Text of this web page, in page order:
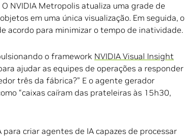
NVIDIA Metropolis atualiza uma grade de
em uma única visualização. Em seguida, o
acordo para minimizar o tempo de inatividade.
o framework NVIDIA Visual Insight
ajudar as equipes de operações a responder
três da fábrica?” E o agente gerador
“caixas caíram das prateleiras às 15h30,
criar agentes de IA capazes de processar